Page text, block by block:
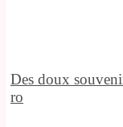
Des doux
ro